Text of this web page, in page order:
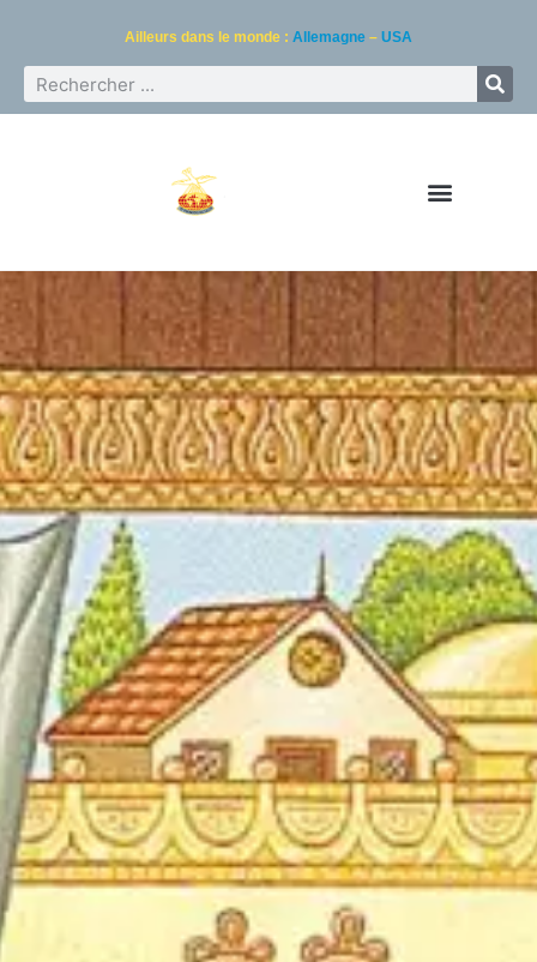
Ailleurs dans le monde : Allemagne – USA